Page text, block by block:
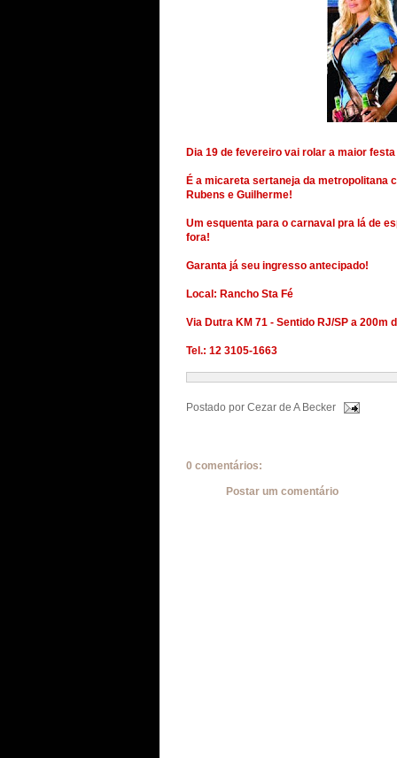
Dia 19 de fevereiro vai rolar a maior
É a micareta sertaneja da metropolitana
Rubens e Guilherme!
Um esquenta para o carnaval pra lá de
fora!
Garanta já seu ingresso antecipado!
Local: Rancho Sta Fé
Via Dutra KM 71 - Sentido RJ/SP a 200m
Tel.: 12 3105-1663
Postado por Cezar de A Becker
0 comentários:
Postar um comentário